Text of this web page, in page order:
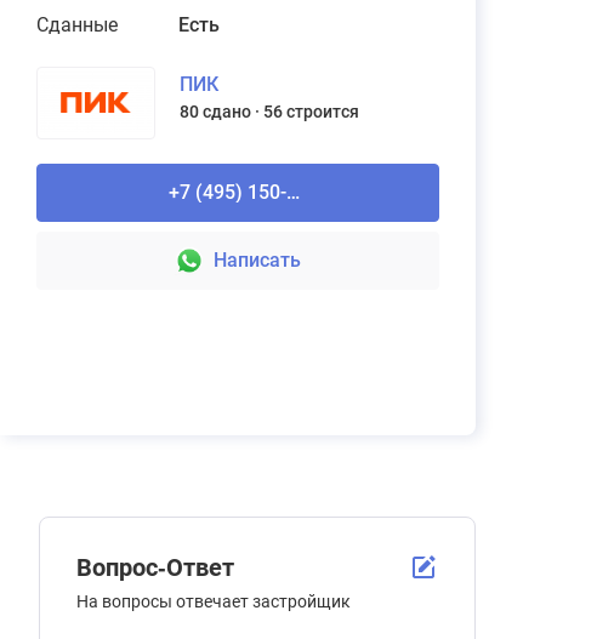
Сданные
Есть
ПИК
80 сдано 56 строится
+7 (495) 150-90-61
Написать
Вопрос-Ответ
На вопросы отвечает застройщик